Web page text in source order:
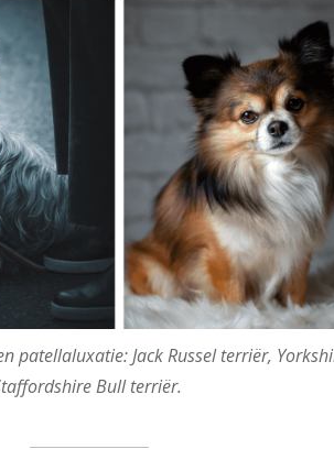
patellaluxatie: Jack Russel terriër,
Bull terriër.